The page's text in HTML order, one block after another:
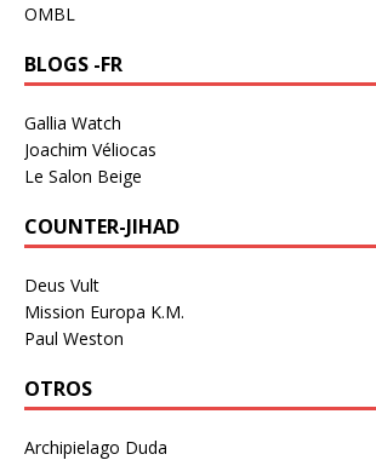
OMBL
BLOGS -FR
Gallia Watch
Joachim Véliocas
Le Salon Beige
COUNTER-JIHAD
Deus Vult
Mission Europa K.M.
Paul Weston
OTROS
Archipielago Duda